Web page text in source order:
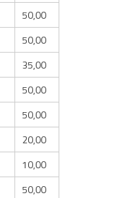
50,00
50,00
35,00
50,00
50,00
20,00
10,00
50,00